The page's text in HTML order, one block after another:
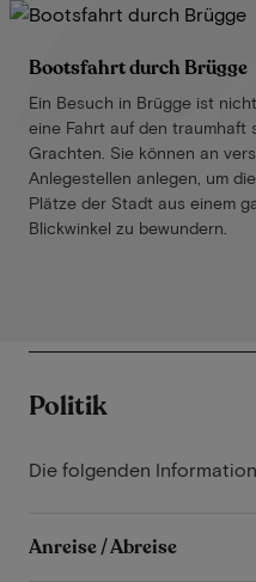
Bootsfahrt durch Brügge
Ein Besuch in Brügge ist
eine Fahrt auf den traumhaft
Grachten. Sie können an
Anlegestellen anlegen, um
Plätze der Stadt aus einem
Blickwinkel zu bewundern.
Politik
Die folgenden
Anreise / Abreise